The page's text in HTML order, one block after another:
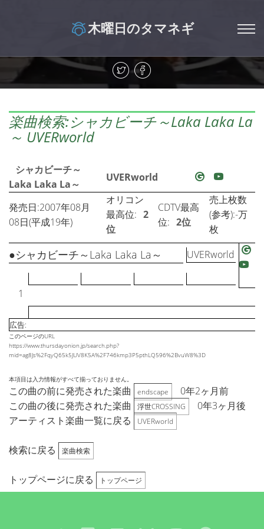
木曜日のタマネギ
楽曲検索:シャカビーチ～Laka Laka La
～ UVERworld
シャカビーチ～
Laka Laka La～
UVERworld
発売日:2007年08月
08日(平成19年)
オリコン
最高位: 2
位
CDTV最高
位: 2位
売上枚数
(参考):-万
枚
1
●シャカビーチ～Laka Laka La～ UVERworld
広告:
このページのURL
https://www.thursdayonion.jp/search.php?
mid=ag8Js%2FqyQ65k5JUV8K5A%2F746kmp3P5pthLQ596%2BvuW8%3D
本項目は入力情報がすべて揃っておりません。
この曲の前に発売された楽曲 endscape
0年2ヶ月前
この曲の後に発売された楽曲
浮世CROSSING
0年3ヶ月後
アーティスト楽曲一覧に戻る
UVERworld
検索に戻る 楽曲検索
トップページに戻る トップページ